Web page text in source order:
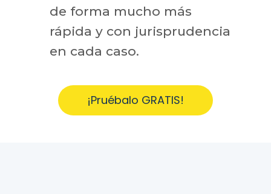
de forma mucho más
rápida y con jurisprudencia
en cada caso.
¡Pruébalo GRATIS!